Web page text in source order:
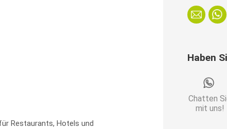
Restaurants, Hotels und
|
Eiche
|
Stahl
Haben
Chatten
mit uns!